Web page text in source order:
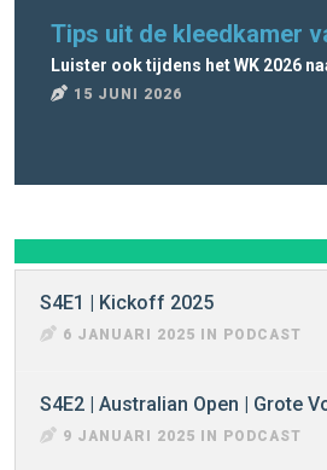
Tips uit de kleedkamer
Luister ook tijdens het WK 2026
15 JUNI 2026
S4E1 | Kickoff 2025
6 JANUARI 2025 IN PODCAST
S4E2 | Australian Open | Grote
9 JANUARI 2025 IN PODCAST